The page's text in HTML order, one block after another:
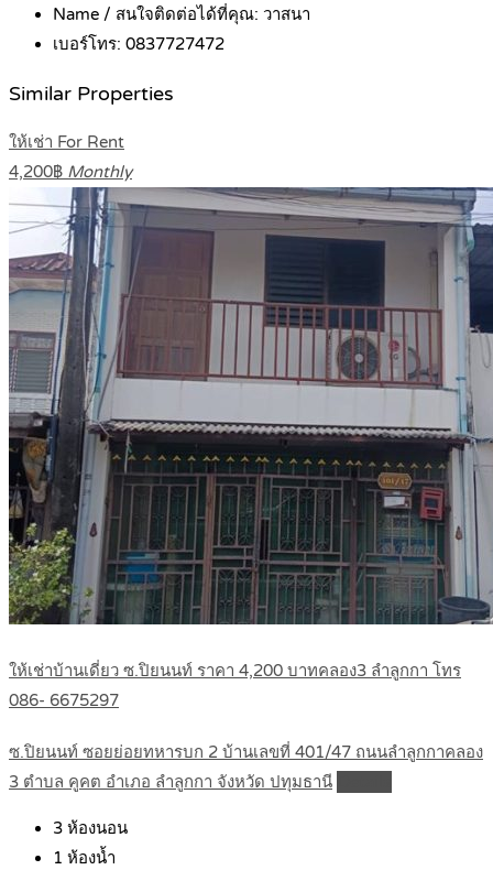
Name / สนใจติดต่อได้ที่คุณ: วาสนา
เบอร์โทร: 0837727472
Similar Properties
ให้เช่า For Rent
4,200฿ Monthly
ให้เช่าบ้านเดี่ยว ซ.ปิยนนท์ ราคา 4,200 บาทคลอง3 ลำลูกกา โทร
086- 6675297
ซ.ปิยนนท์ ซอยย่อยทหารบก 2 บ้านเลขที่ 401/47 ถนนลำลูกกาคลอง
3 ตำบล คูคต อำเภอ ลำลูกกา จังหวัด ปทุมธานี
3 ห้องนอน
1 ห้องน้ำ